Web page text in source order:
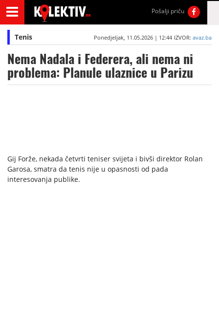
Pošalji priču
Tenis Ponedjeljak, 11.05.2026 | 12:44 IZVOR: avaz.ba
Nema Nadala i Federera, ali nema ni
problema: Planule ulaznice u Parizu
Gij Forže, nekada četvrti teniser svijeta i bivši direktor Rolan
Garosa, smatra da tenis nije u opasnosti od pada
interesovanja publike.